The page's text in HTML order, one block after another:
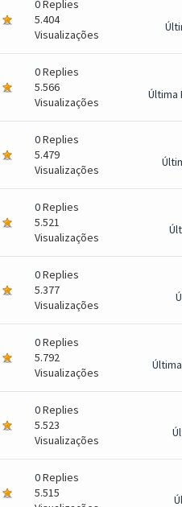
0Replies
5.404
Visualizações
0Replies
5.566
Visualizações
Última
0Replies
5.479
Visualizações
0Replies
5.521
Visualizações
0Replies
5.377
Visualizações
0Replies
5.792
Visualizações
0Replies
5.523
Visualizações
0Replies
5.515